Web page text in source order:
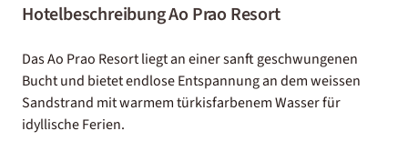
Hotelbeschreibung Ao Prao Resort
Das Ao Prao Resort liegt an einer sanft geschwungenen
Bucht und bietet endlose Entspannung an dem weissen
Sandstrand mit warmem türkisfarbenem Wasser für
idyllische Ferien.